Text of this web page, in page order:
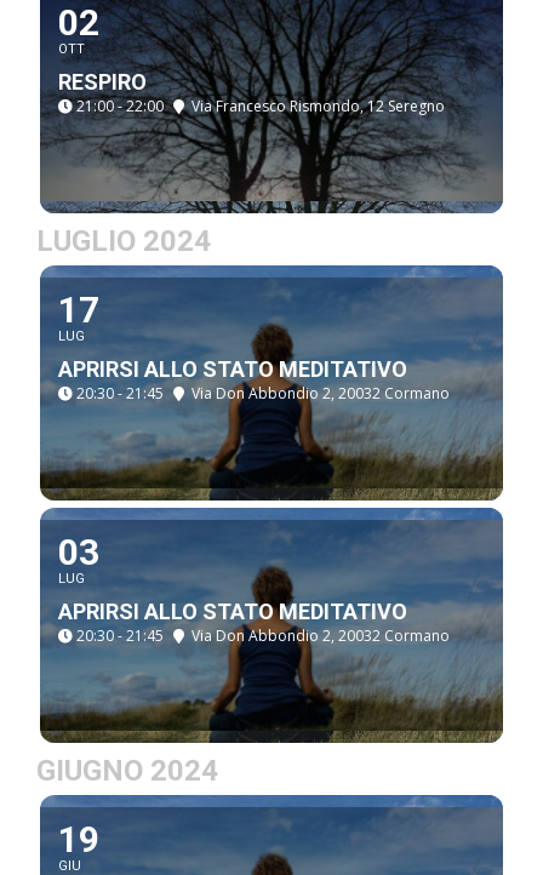
02
OTT
RESPIRO
21:00 - 22:00 Via Francesco Rismondo, 12 Seregno
LUGLIO 2024
17
LUG
APRIRSI ALLO STATO MEDITATIVO
20:30 - 21:45 Via Don Abbondio 2, 20032 Cormano
03
LUG
APRIRSI ALLO STATO MEDITATIVO
20:30 - 21:45 Via Don Abbondio 2, 20032 Cormano
GIUGNO 2024
19
GIU